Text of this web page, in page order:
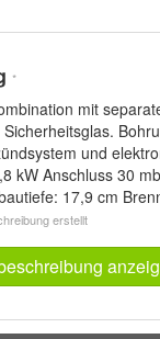
*
mit
und
kW Anschluss 30
17,9 cm
erstellt